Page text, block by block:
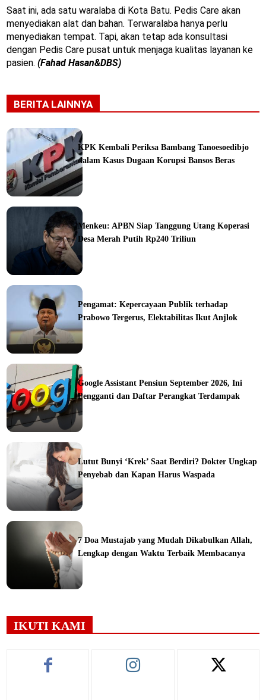
Saat ini, ada satu waralaba di Kota Batu. Pedis Care akan
menyediakan alat dan bahan. Terwaralaba hanya perlu
menyediakan tempat. Tapi, akan tetap ada konsultasi
dengan Pedis Care pusat untuk menjaga kualitas layanan ke
pasien. (Fahad Hasan&DBS)
BERITA LAINNYA
KPK Kembali Periksa Bambang Tanoesoedibjo
dalam Kasus Dugaan Korupsi Bansos Beras
Menkeu: APBN Siap Tanggung Utang Koperasi
Desa Merah Putih Rp240 Triliun
Pengamat: Kepercayaan Publik terhadap
Prabowo Tergerus, Elektabilitas Ikut Anjlok
Google Assistant Pensiun September 2026, Ini
Pengganti dan Daftar Perangkat Terdampak
Lutut Bunyi ‘Krek’ Saat Berdiri? Dokter Ungkap
Penyebab dan Kapan Harus Waspada
7 Doa Mustajab yang Mudah Dikabulkan Allah,
Lengkap dengan Waktu Terbaik Membacanya
IKUTI KAMI